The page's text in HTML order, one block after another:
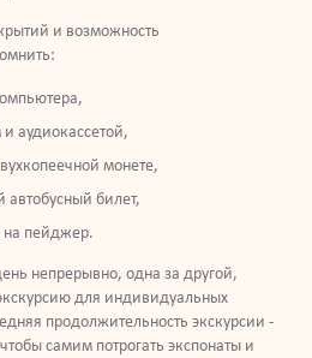
и возможность
аудиокассетой,
монете,
автобусный билет,
на пейджер.
непрерывно, одна за другой,
для индивидуальных
продолжительность экскурсии -
самим потрогать экспонаты и